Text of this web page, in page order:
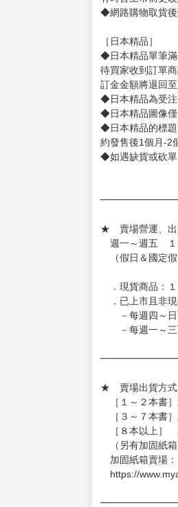
用評價溝通者，
◆不同月份商品
◆預購商品皆無
◆商品如有缺件、
◆書籍拆封無法更
書籍有問題請不
◆逾期未取且訂單
◆書籍贈品&上市
有時會上市前更
◆網路購物取貨後
訂金金額將退回
◆日本精品為受
◆日本精品圖像
約發售後1個月-2
◆如遇缺貨或砍
週一～週五 １
（假日＆國定假
．現貨商品：１
．已上市且非現
－每週四～日
－每週一～三